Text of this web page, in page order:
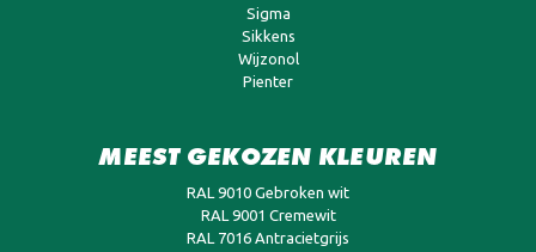
Sigma
Sikkens
Wijzonol
Pienter
MEEST GEKOZEN KLEUREN
RAL 9010 Gebroken wit
RAL 9001 Cremewit
RAL 7016 Antracietgrijs